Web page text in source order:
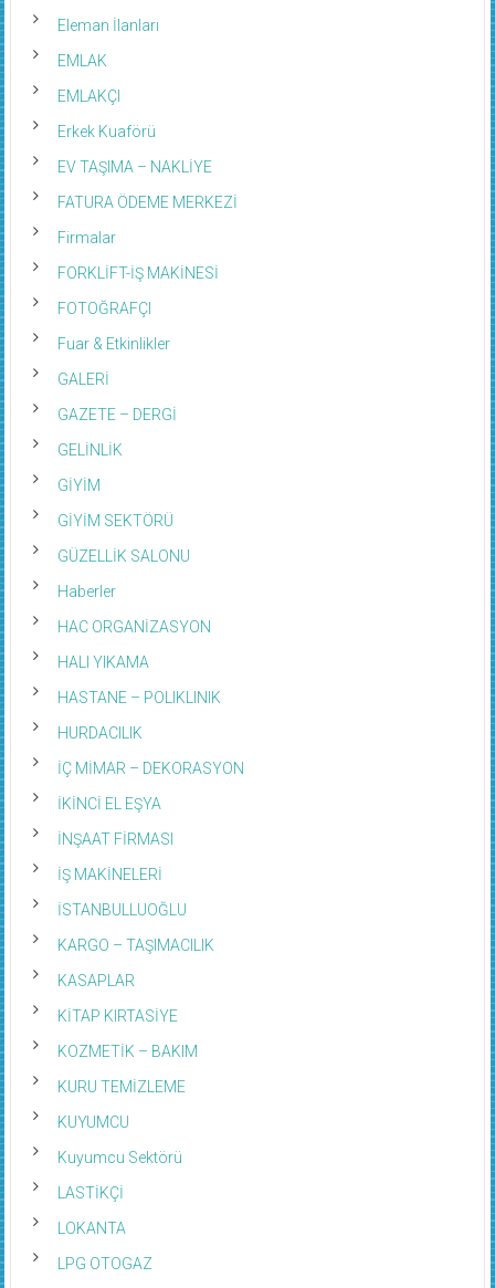
Eleman İlanları
EMLAK
EMLAKÇI
Erkek Kuaförü
EV TAŞIMA – NAKLİYE
FATURA ÖDEME MERKEZİ
Firmalar
FORKLİFT-İŞ MAKİNESİ
FOTOĞRAFÇI
Fuar & Etkinlikler
GALERİ
GAZETE – DERGİ
GELİNLİK
GİYİM
GİYİM SEKTÖRÜ
GÜZELLİK SALONU
Haberler
HAC ORGANİZASYON
HALI YIKAMA
HASTANE – POLIKLINIK
HURDACILIK
İÇ MİMAR – DEKORASYON
İKİNCİ EL EŞYA
İNŞAAT FİRMASI
İŞ MAKİNELERİ
İSTANBULLUOĞLU
KARGO – TAŞIMACILIK
KASAPLAR
KİTAP KIRTASİYE
KOZMETİK – BAKIM
KURU TEMİZLEME
KUYUMCU
Kuyumcu Sektörü
LASTİKÇİ
LOKANTA
LPG OTOGAZ